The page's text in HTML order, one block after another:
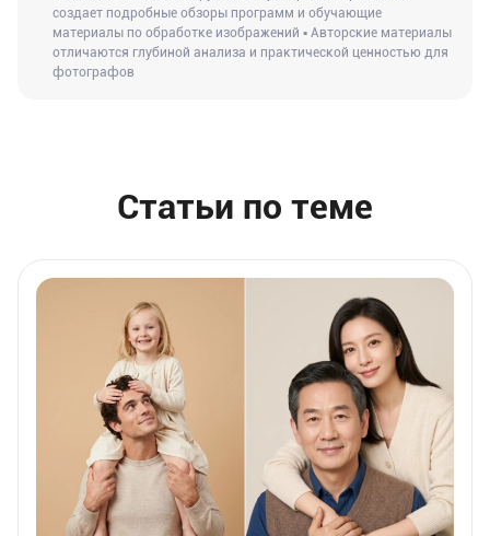
создает подробные обзоры программ и обучающие
материалы по обработке изображений ▪ Авторские материалы
отличаются глубиной анализа и практической ценностью для
фотографов
Статьи по теме